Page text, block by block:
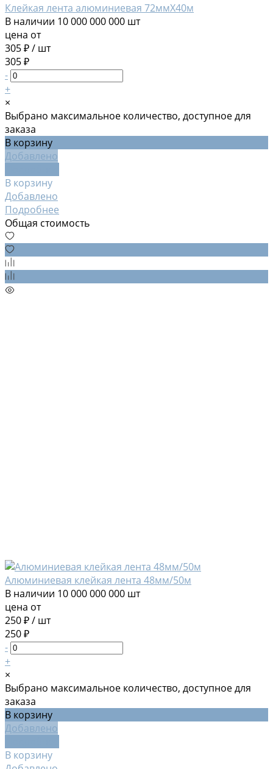
Клейкая лента алюминиевая 72ммХ40м
В наличии 10 000 000 000 шт
цена от
305 ₽/ шт
305 ₽
-
+
×
Выбрано максимальное количество, доступное для
заказа
В корзину
Добавлено
В корзину
Добавлено
Подробнее
Общая стоимость
Алюминиевая клейкая лента 48мм/50м
В наличии 10 000 000 000 шт
цена от
250 ₽/ шт
250 ₽
-
+
×
Выбрано максимальное количество, доступное для
заказа
В корзину
Добавлено
В корзину